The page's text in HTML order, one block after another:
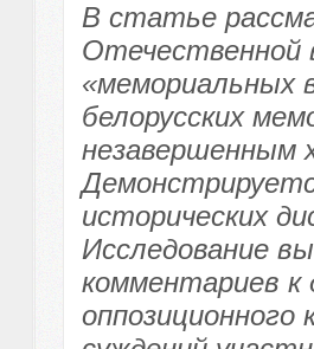
В статье
Отечественной
«мемориальных
белорусских
незавершенным
исторических
Исследование
комментариев